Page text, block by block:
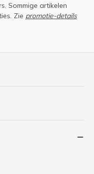
Sommige artikelen
Zie promotie-details